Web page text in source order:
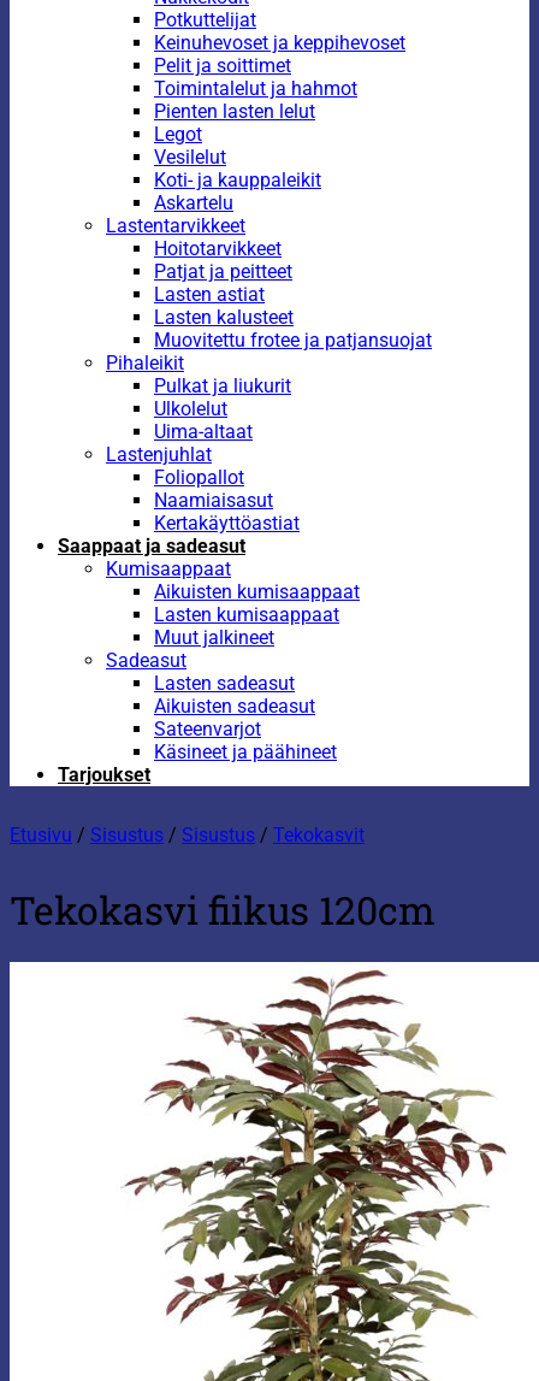
Potkuttelijat
Keinuhevoset ja keppihevoset
Pelit ja soittimet
Toimintalelut ja hahmot
Pienten lasten lelut
Legot
Vesilelut
Koti- ja kauppaleikit
Askartelu
Lastentarvikkeet
Hoitotarvikkeet
Patjat ja peitteet
Lasten astiat
Lasten kalusteet
Muovitettu frotee ja patjansuojat
Pihaleikit
Pulkat ja liukurit
Ulkolelut
Uima-altaat
Lastenjuhlat
Foliopallot
Naamiaisasut
Kertakäyttöastiat
Saappaat ja sadeasut
Kumisaappaat
Aikuisten kumisaappaat
Lasten kumisaappaat
Muut jalkineet
Sadeasut
Lasten sadeasut
Aikuisten sadeasut
Sateenvarjot
Käsineet ja päähineet
Tarjoukset
Etusivu / Sisustus / Sisustus / Tekokasvit
Tekokasvi fiikus 120cm